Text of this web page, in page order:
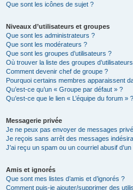
Que sont les icônes de sujet ?
Niveaux d’utilisateurs et groupes
Que sont les administrateurs ?
Que sont les modérateurs ?
Que sont les groupes d’utilisateurs ?
Où trouver la liste des groupes
Comment devenir chef de groupe ?
Pourquoi certains membres apparaissent
Qu’est-ce qu’un « Groupe par défaut » ?
Qu’est-ce que le lien « L’équipe du forum » ?
Messagerie privée
Je ne peux pas envoyer de messages
Je reçois sans arrêt des messages
J’ai reçu un spam ou un courriel abusif
Amis et ignorés
Que sont mes listes d’amis et d’ignorés ?
Comment puis-je ajouter/supprimer des